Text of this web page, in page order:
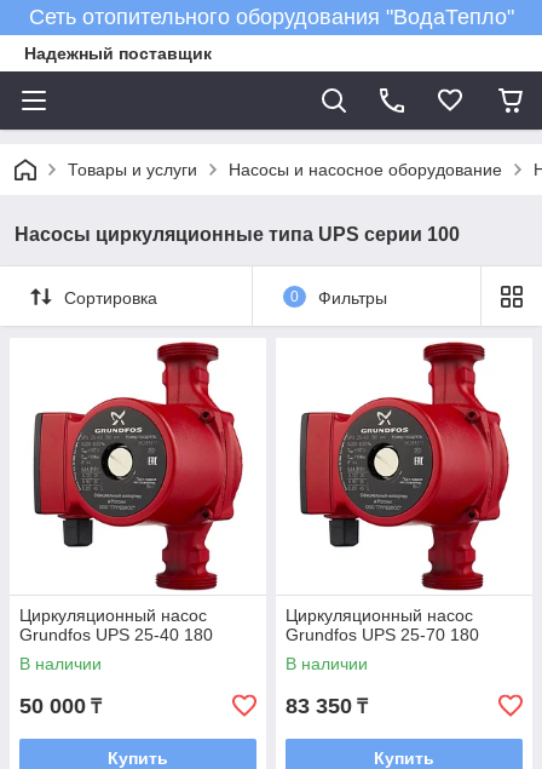
Сеть отопительного оборудования "ВодаТепло"
Надежный поставщик
Товары и услуги Насосы и насосное оборудование
Насосы циркуляционные типа UPS серии 100
Сортировка 0 Фильтры
Циркуляционный насос
Grundfos UPS 25-40 180
В наличии
50 000 ₸
Купить
Циркуляционный насос
Grundfos UPS 25-70 180
В наличии
83 350 ₸
Купить